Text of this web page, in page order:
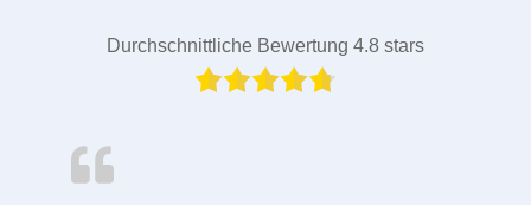
Durchschnittliche Bewertung 4.8 stars